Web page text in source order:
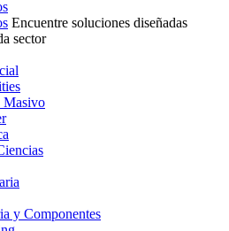
Encuentre soluciones diseñadas
sector
Masivo
y Componentes